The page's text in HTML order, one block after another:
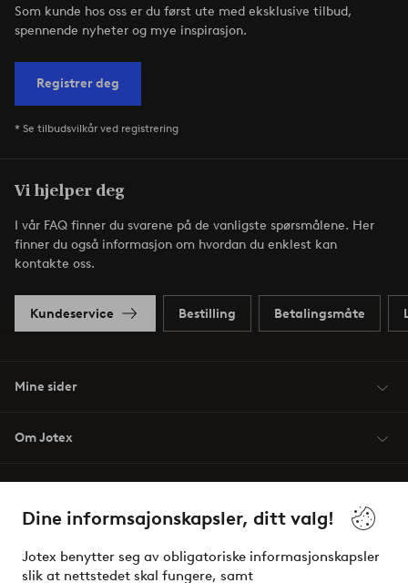
Dine informsajonskapsler, ditt valg!
Jotex benytter seg av obligatoriske informasjonskapsler
slik at nettstedet skal fungere, samt
Som kunde hos oss er du først ute med eksklusive tilbud,
spennende nyheter og mye inspirasjon.
Registrer deg
* Se tilbudsvilkår ved registrering
Vi hjelper deg
I vår FAQ finner du svarene på de vanligste spørsmålene. Her
finner du også informasjon om hvordan du enklest kan
kontakte oss.
Kundeservice Bestilling Betalingsmåte
Mine sider
Om Jotex